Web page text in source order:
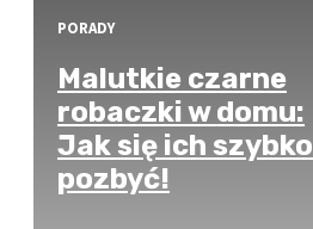
PORADY
Malutkie czarne
robaczki w domu:
Jak się ich szybko
pozbyć!